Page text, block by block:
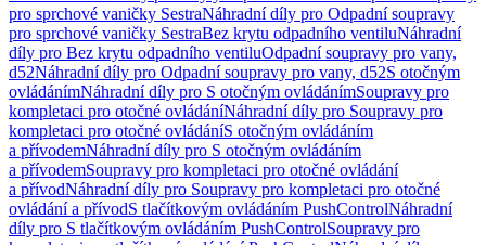
pro sprchové vaničky SestraNáhradní díly pro Odpadní soupravy
pro sprchové vaničky SestraBez krytu odpadního ventiluNáhradní
díly pro Bez krytu odpadního ventiluOdpadní soupravy pro vany,
d52Náhradní díly pro Odpadní soupravy pro vany, d52S otočným
ovládánímNáhradní díly pro S otočným ovládánímSoupravy pro
kompletaci pro otočné ovládáníNáhradní díly pro Soupravy pro
kompletaci pro otočné ovládáníS otočným ovládáním
a přívodemNáhradní díly pro S otočným ovládáním
a přívodemSoupravy pro kompletaci pro otočné ovládání
a přívodNáhradní díly pro Soupravy pro kompletaci pro otočné
ovládání a přívodS tlačítkovým ovládáním PushControlNáhradní
díly pro S tlačítkovým ovládáním PushControlSoupravy pro